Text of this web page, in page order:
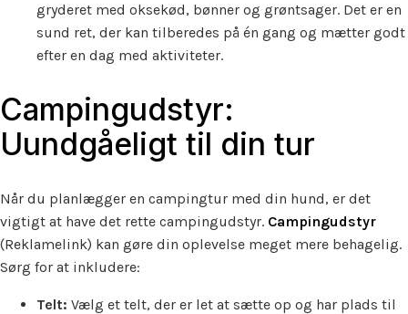
gryderet med oksekød, bønner og grøntsager. Det er en
sund ret, der kan tilberedes på én gang og mætter godt
efter en dag med aktiviteter.
Campingudstyr:
Uundgåeligt til din tur
Når du planlægger en campingtur med din hund, er det
vigtigt at have det rette campingudstyr. Campingudstyr
(Reklamelink) kan gøre din oplevelse meget mere behagelig.
Sørg for at inkludere:
Telt: Vælg et telt, der er let at sætte op og har plads til